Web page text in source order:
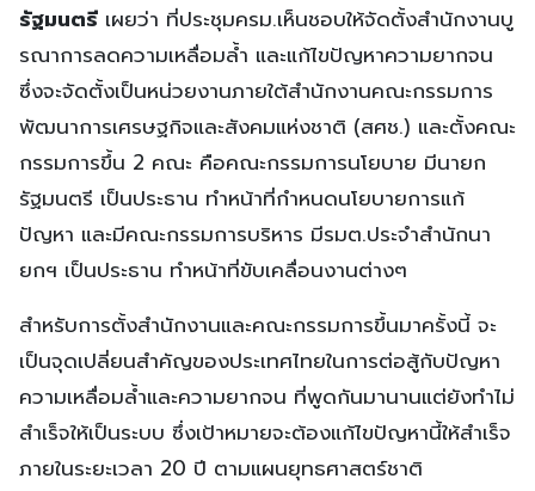
รัฐมนตรี เผยว่า ที่ประชุมครม.เห็นชอบให้จัดตั้งสำนักงานบู
รณาการลดความเหลื่อมล้ำ และแก้ไขปัญหาความยากจน
ซึ่งจะจัดตั้งเป็นหน่วยงานภายใต้สำนักงานคณะกรรมการ
พัฒนาการเศรษฐกิจและสังคมแห่งชาติ (สศช.) และตั้งคณะ
กรรมการขึ้น 2 คณะ คือคณะกรรมการนโยบาย มีนายก
รัฐมนตรี เป็นประธาน ทำหน้าที่กำหนดนโยบายการแก้
ปัญหา และมีคณะกรรมการบริหาร มีรมต.ประจำสำนักนา
ยกฯ เป็นประธาน ทำหน้าที่ขับเคลื่อนงานต่างๆ
สำหรับการตั้งสำนักงานและคณะกรรมการขึ้นมาครั้งนี้ จะ
เป็นจุดเปลี่ยนสำคัญของประเทศไทยในการต่อสู้กับปัญหา
ความเหลื่อมล้ำและความยากจน ที่พูดกันมานานแต่ยังทำไม่
สำเร็จให้เป็นระบบ ซึ่งเป้าหมายจะต้องแก้ไขปัญหานี้ให้สำเร็จ
ภายในระยะเวลา 20 ปี ตามแผนยุทธศาสตร์ชาติ